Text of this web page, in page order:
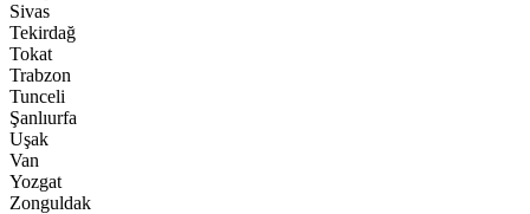
Sivas
Tekirdağ
Tokat
Trabzon
Tunceli
Şanlıurfa
Uşak
Van
Yozgat
Zonguldak